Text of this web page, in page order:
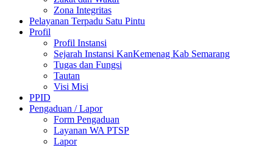
Zona Integritas
Pelayanan Terpadu Satu Pintu
Profil
Profil Instansi
Sejarah Instansi KanKemenag Kab Semarang
Tugas dan Fungsi
Tautan
Visi Misi
PPID
Pengaduan / Lapor
Form Pengaduan
Layanan WA PTSP
Lapor